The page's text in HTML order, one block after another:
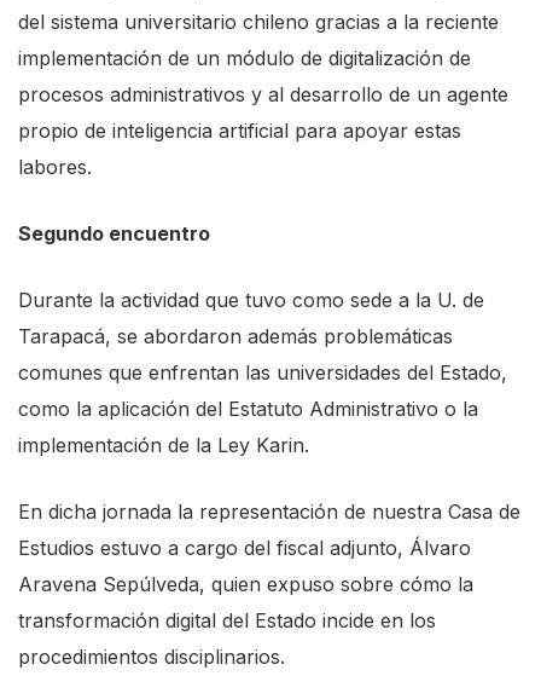
del sistema universitario chileno gracias a la reciente
implementación de un módulo de digitalización de
procesos administrativos y al desarrollo de un agente
propio de inteligencia artificial para apoyar estas
labores.
Segundo encuentro
Durante la actividad que tuvo como sede a la U. de
Tarapacá, se abordaron además problemáticas
comunes que enfrentan las universidades del Estado,
como la aplicación del Estatuto Administrativo o la
implementación de la Ley Karin.
En dicha jornada la representación de nuestra Casa de
Estudios estuvo a cargo del fiscal adjunto, Álvaro
Aravena Sepúlveda, quien expuso sobre cómo la
transformación digital del Estado incide en los
procedimientos disciplinarios.